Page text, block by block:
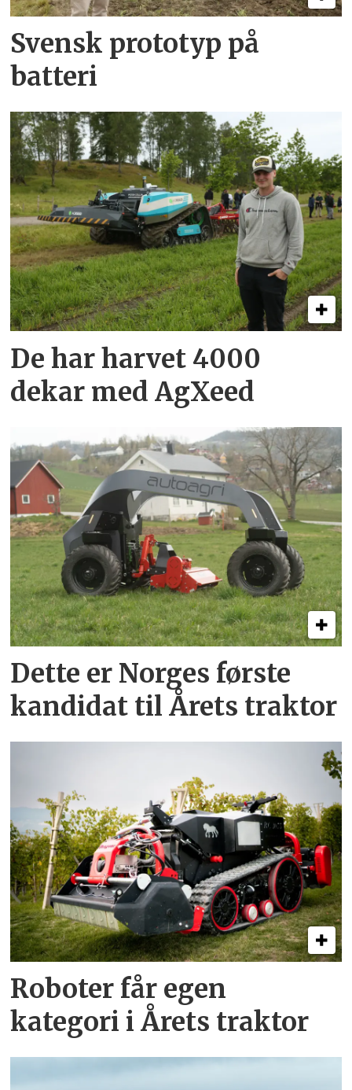
Svensk prototyp på
batteri
De har harvet 4000
dekar med AgXeed
Dette er Norges første
kandidat til Årets traktor
Roboter får egen
kategori i Årets traktor